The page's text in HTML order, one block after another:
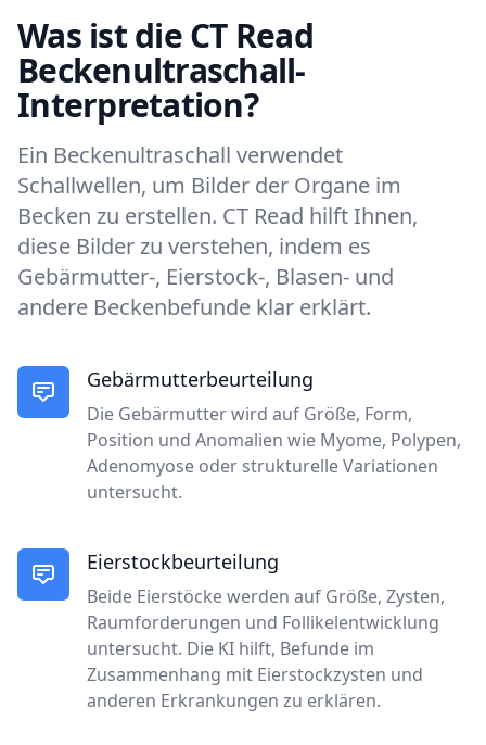
Was ist die CT Read
Beckenultraschall-
Interpretation?
Ein Beckenultraschall verwendet
Schallwellen, um Bilder der Organe im
Becken zu erstellen. CT Read hilft Ihnen,
diese Bilder zu verstehen, indem es
Gebärmutter-, Eierstock-, Blasen- und
andere Beckenbefunde klar erklärt.
Gebärmutterbeurteilung
Die Gebärmutter wird auf Größe, Form,
Position und Anomalien wie Myome, Polypen,
Adenomyose oder strukturelle Variationen
untersucht.
Eierstockbeurteilung
Beide Eierstöcke werden auf Größe, Zysten,
Raumforderungen und Follikelentwicklung
untersucht. Die KI hilft, Befunde im
Zusammenhang mit Eierstockzysten und
anderen Erkrankungen zu erklären.